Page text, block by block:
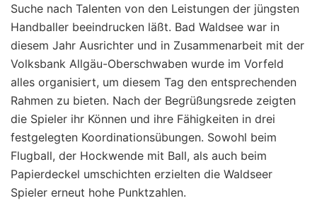
Suche nach Talenten von den Leistungen der jüngsten
Handballer beeindrucken läßt. Bad Waldsee war in
diesem Jahr Ausrichter und in Zusammenarbeit mit der
Volksbank Allgäu-Oberschwaben wurde im Vorfeld
alles organisiert, um diesem Tag den entsprechenden
Rahmen zu bieten. Nach der Begrüßungsrede zeigten
die Spieler ihr Können und ihre Fähigkeiten in drei
festgelegten Koordinationsübungen. Sowohl beim
Flugball, der Hockwende mit Ball, als auch beim
Papierdeckel umschichten erzielten die Waldseer
Spieler erneut hohe Punktzahlen.